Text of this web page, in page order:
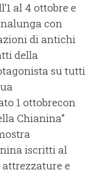
al 4 ottobre e
con
di antichi
della
su tutti
1 ottobrecon
Chianina”
iscritti al
e